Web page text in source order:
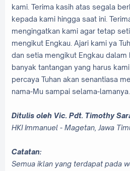
kami. Terima kasih atas segala
kepada kami hingga saat ini.
mengingatkan kami agar tetap
mengikut Engkau. Ajari kami ya
dan setia mengikut Engkau dalam
banyak tantangan yang harus
percaya Tuhan akan senantiasa
nama-Mu sampai selama-lamanya.
Ditulis oleh Vic. Pdt. Timothy
HKI Immanuel - Magetan, Jawa
Catatan:
Semua iklan yang terdapat pada